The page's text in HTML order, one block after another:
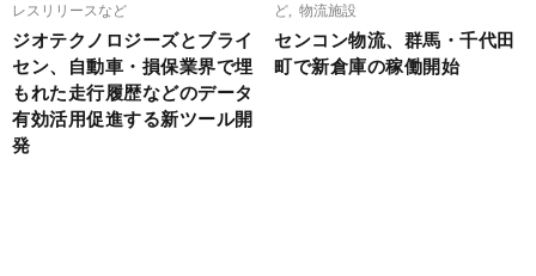
レスリリースなど
ジオテクノロジーズとブライ
セン、自動車・損保業界で埋
もれた走行履歴などのデータ
有効活用促進する新ツール開
発
ど
物流施設
センコン物流、群馬・千代田
町で新倉庫の稼働開始